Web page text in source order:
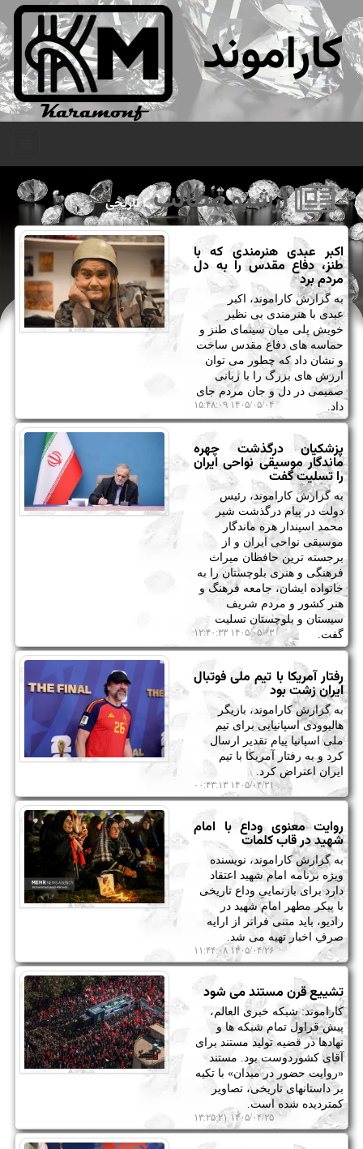
کاراموند
آرشیو مطالب : تاریخی
اکبر عبدی هنرمندی که با
طنز، دفاع مقدس را به دل
مردم برد
به گزارش کاراموند، اکبر
عبدی با هنرمندی بی نظیر
خویش پلی میان سینمای طنز و
حماسه های دفاع مقدس ساخت
و نشان داد که چطور می توان
ارزش های بزرگ را با زبانی
صمیمی در دل و جان مردم جای
داد.
۱۴۰۵/۰۵/۰۴ ۱۵:۴۸:۰۹
پزشکیان درگذشت چهره
ماندگار موسیقی نواحی ایران
را تسلیت گفت
به گزارش کاراموند، رئیس
دولت در پیام درگذشت شیر
محمد اسپندار هره ماندگار
موسیقی نواحی ایران و از
برجسته ترین حافظان میراث
فرهنگی و هنری بلوچستان را به
خانواده ایشان، جامعه فرهنگ و
هنر کشور و مردم شریف
سیستان و بلوچستان تسلیت
گفت.
۱۴۰۵/۰۵/۰۳ ۱۲:۴۰:۳۳
رفتار آمریکا با تیم ملی فوتبال
ایران زشت بود
به گزارش کاراموند، بازیگر
هالیوودی اسپانیایی برای تیم
ملی اسپانیا پیام تقدیر ارسال
کرد و به رفتار آمریکا با تیم
ایران اعتراض کرد.
۱۴۰۵/۰۴/۳۱ ۰۰:۴۳:۱۳
روایت معنوی وداع با امام
شهید در قاب کلمات
به گزارش کاراموند، نویسنده
ویژه برنامه امام شهید اعتقاد
دارد برای بازنماییِ وداع تاریخی
با پیکر مطهر امام شهید در
رادیو، باید متنی فراتر از ارایه
صرفِ اخبار تهیه می شد.
۱۴۰۵/۰۴/۲۶ ۱۱:۴۴:۰۸
تشییع قرن مستند می شود
کاراموند: شبکه خبری العالم،
پیش قراول تمام شبکه ها و
نهادها در قضیه تولید مستند برای
آقای کشوردوست بود. مستند
«روایت حضور در میدان» با تکیه
بر داستانهای تاریخی، تصاویر
کمتردیده شده است.
۱۴۰۵/۰۴/۲۵ ۱۳:۲۵:۲۱